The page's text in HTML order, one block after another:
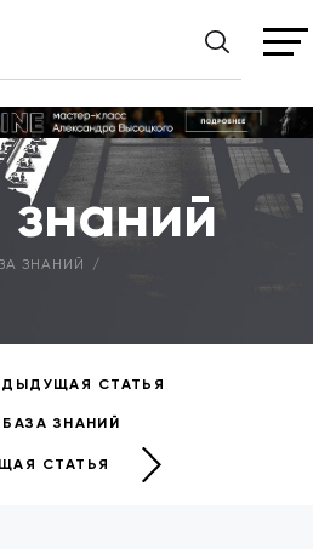
знаний
ЗНАНИЙ
СТАТЬЯ
ЗНАНИЙ
СТАТЬЯ